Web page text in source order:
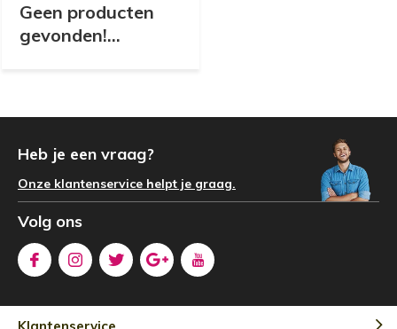
Geen producten
gevonden!...
Heb je een vraag?
Onze klantenservice helpt je graag.
Volg ons